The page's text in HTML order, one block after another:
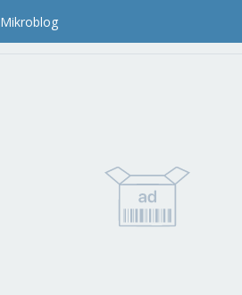
Mikroblog